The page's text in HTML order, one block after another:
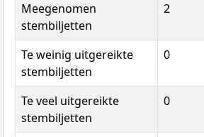
Meegenomen
stembiljetten
2
Te weinig uitgereikte
stembiljetten
0
Te veel uitgereikte
stembiljetten
0